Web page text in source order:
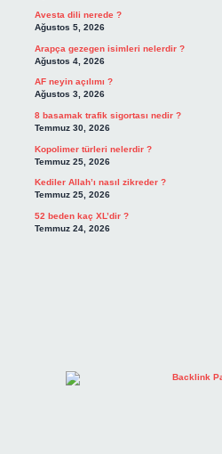
Avesta dili nerede ?
Ağustos 5, 2026
Arapça gezegen isimleri nelerdir ?
Ağustos 4, 2026
AF neyin açılımı ?
Ağustos 3, 2026
8 basamak trafik sigortası nedir ?
Temmuz 30, 2026
Kopolimer türleri nelerdir ?
Temmuz 25, 2026
Kediler Allah’ı nasıl zikreder ?
Temmuz 25, 2026
52 beden kaç XL’dir ?
Temmuz 24, 2026